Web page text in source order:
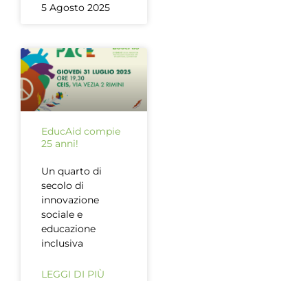
5 Agosto 2025
EducAid compie
25 anni!
Un quarto di
secolo di
innovazione
sociale e
educazione
inclusiva
LEGGI DI PIÙ